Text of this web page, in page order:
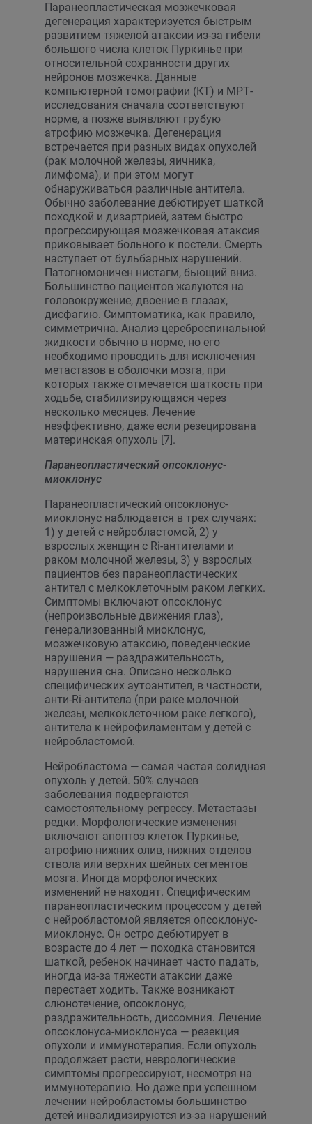
Паранеопластическая мозжечковая
дегенерация характеризуется быстрым
развитием тяжелой атаксии из-за гибели
большого числа клеток Пуркинье при
относительной сохранности других
нейронов мозжечка. Данные
компьютерной томографии (КТ) и МРТ-
исследования сначала соответствуют
норме, а позже выявляют грубую
атрофию мозжечка. Дегенерация
встречается при разных видах опухолей
(рак молочной железы, яичника,
лимфома), и при этом могут
обнаруживаться различные антитела.
Обычно заболевание дебютирует шаткой
походкой и дизартрией, затем быстро
прогрессирующая мозжечковая атаксия
приковывает больного к постели. Смерть
наступает от бульбарных нарушений.
Патогномоничен нистагм, бьющий вниз.
Большинство пациентов жалуются на
головокружение, двоение в глазах,
дисфагию. Симптоматика, как правило,
симметрична. Анализ цереброспинальной
жидкости обычно в норме, но его
необходимо проводить для исключения
метастазов в оболочки мозга, при
которых также отмечается шаткость при
ходьбе, стабилизирующаяся через
несколько месяцев. Лечение
неэффективно, даже если резецирована
материнская опухоль [7].
Паранеопластический опсоклонус-
миоклонус
Паранеопластический опсоклонус-
миоклонус наблюдается в трех случаях:
1) у детей с нейробластомой, 2) у
взрослых женщин с Ri-антителами и
раком молочной железы, 3) у взрослых
пациентов без паранеопластических
антител с мелкоклеточным раком легких.
Симптомы включают опсоклонус
(непроизвольные движения глаз),
генерализованный миоклонус,
мозжечковую атаксию, поведенческие
нарушения — раздражительность,
нарушения сна. Описано несколько
специфических аутоантител, в частности,
анти-Ri-антитела (при раке молочной
железы, мелкоклеточном раке легкого),
антитела к нейрофиламентам у детей с
нейробластомой.
Нейробластома — самая частая солидная
опухоль у детей. 50% случаев
заболевания подвергаются
самостоятельному регрессу. Метастазы
редки. Морфологические изменения
включают апоптоз клеток Пуркинье,
атрофию нижних олив, нижних отделов
ствола или верхних шейных сегментов
мозга. Иногда морфологических
изменений не находят. Специфическим
паранеопластическим процессом у детей
с нейробластомой является опсоклонус-
миоклонус. Он остро дебютирует в
возрасте до 4 лет — походка становится
шаткой, ребенок начинает часто падать,
иногда из-за тяжести атаксии даже
перестает ходить. Также возникают
слюнотечение, опсоклонус,
раздражительность, диссомния. Лечение
опсоклонуса-миоклонуса — резекция
опухоли и иммунотерапия. Если опухоль
продолжает расти, неврологические
симптомы прогрессируют, несмотря на
иммунотерапию. Но даже при успешном
лечении нейробластомы большинство
детей инвалидизируются из-за нарушений